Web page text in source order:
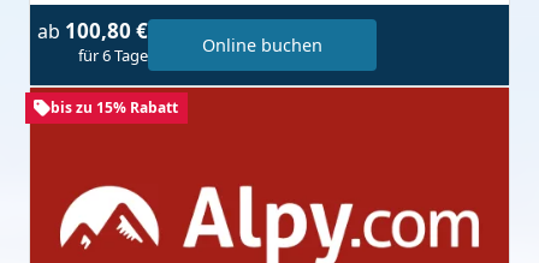
ab 100,80 €
für 6 Tage Online buchen
bis zu 15% Rabatt